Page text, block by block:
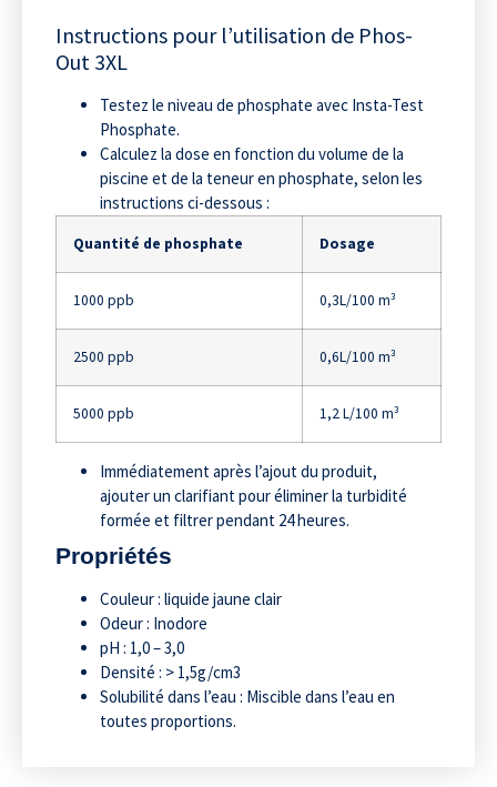
Instructions pour l’utilisation de Phos-
Out 3XL
Testez le niveau de phosphate avec Insta-Test
Phosphate.
Calculez la dose en fonction du volume de la
piscine et de la teneur en phosphate, selon les
instructions ci-dessous :
Quantité de phosphate Dosage
1000 ppb 0,3L/100 m³
2500 ppb 0,6L/100 m³
5000 ppb 1,2 L/100 m³
Immédiatement après l’ajout du produit,
ajouter un clarifiant pour éliminer la turbidité
formée et filtrer pendant 24 heures.
Propriétés
Couleur : liquide jaune clair
Odeur : Inodore
pH : 1,0 – 3,0
Densité : > 1,5g/cm3
Solubilité dans l’eau : Miscible dans l’eau en
toutes proportions.